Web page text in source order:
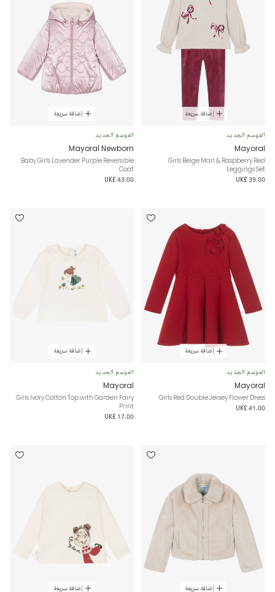
إضافة سريعة
الموسم الجديد
Mayoral
Girls Beige Marl & Raspberry Red
Leggings Set
UK£ 39.00
إضافة سريعة
الموسم الجديد
Mayoral Newborn
Baby Girls Lavender Purple Reversible
Coat
UK£ 43.00
إضافة سريعة
الموسم الجديد
Mayoral
Girls Red Double Jersey Flower Dress
UK£ 41.00
إضافة سريعة
الموسم الجديد
Mayoral
Girls Ivory Cotton Top with Garden Fairy
Print
UK£ 17.00
إضافة سريعة إضافة سريعة